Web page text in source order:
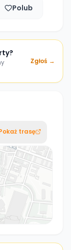
Polub
Zgłoś →
trasę